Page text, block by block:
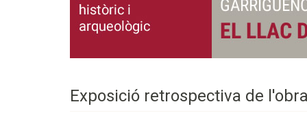
Exposició retrospectiva de